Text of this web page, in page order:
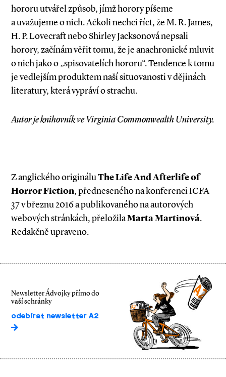
hororu utvářel způsob, jímž horory píšeme
a uvažujeme o nich. Ačkoli nechci říct, že M. R. James,
H. P. Lovecraft nebo Shirley Jacksonová nepsali
horory, začínám věřit tomu, že je anachronické mluvit
o nich jako o „spisovatelích hororu“. Tendence k tomu
je vedlejším produktem naší situovanosti v dějinách
literatury, která vypráví o strachu.
Autor je knihovník ve Virginia Commonwealth University.
Z anglického origináluThe Life And Afterlife of
Horror Fiction, předneseného na konferenci ICFA
37 v březnu 2016 a publikovaného na autorových
webových stránkách, přeložilaMarta Martinová.
Redakčně upraveno.
Newsletter Ádvojky přímo do
vaší schránky
odebírat newsletter A2